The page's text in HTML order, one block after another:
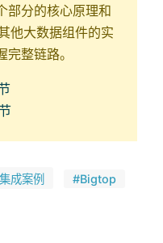
部分的核心原理和
他大数据组件的实
整链路。
成案例 #Bigtop